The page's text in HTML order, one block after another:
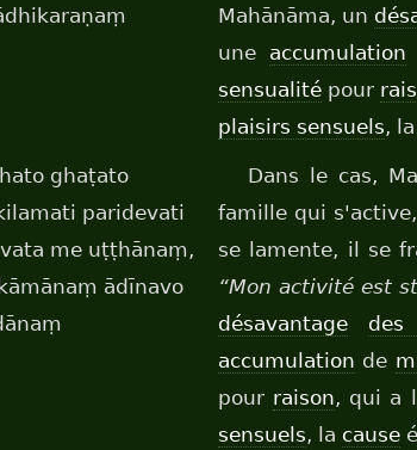
Mahānāma, un
une accumulation
sensualitépour
plaisirs sensuels, la
ghaṭato
paridevati
me uṭṭhānaṃ,
ādīnavo
Dans le cas,
famille qui
se lamente, il se
“Mon activité est
désavantage
des
accumulation de
pour raison, qui a
sensuels, la cause